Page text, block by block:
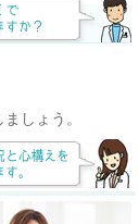
しょう。